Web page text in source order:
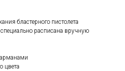
бластерного пистолета
расписана вручную
цвета